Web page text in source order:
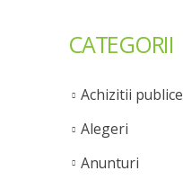
CATEGORII
Achizitii publice
Alegeri
Anunturi